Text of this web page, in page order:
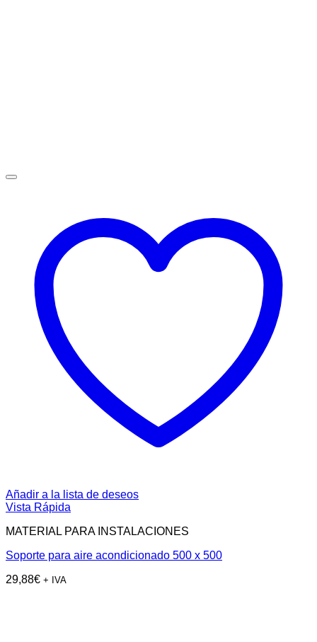
Añadir a la lista de deseos
Vista Rápida
MATERIAL PARA INSTALACIONES
Soporte para aire acondicionado 500 x 500
29,88€ + IVA